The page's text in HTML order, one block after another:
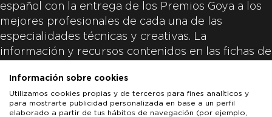
español con la entrega de los Premios Goya a los
mejores profesionales de cada una de las
especialidades técnicas y creativas. La
información y recursos contenidos en las fichas de
productoras de las películas y responsabilidad
única y exclusiva de las mismas.
Información sobre cookies
Utilizamos cookies propias y de terceros para fines analíticos y
para mostrarte publicidad personalizada en base a un perfil
elaborado a partir de tus hábitos de navegación (por ejemplo,